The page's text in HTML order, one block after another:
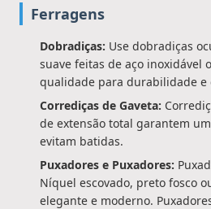
Ferragens
Dobradiças: Use dobradiças
suave feitas de aço inoxidável
qualidade para durabilidade e
Corrediças de Gaveta:
de extensão total garantem
evitam batidas.
Puxadores e Puxadores:
Níquel escovado, preto fosco
elegante e moderno.